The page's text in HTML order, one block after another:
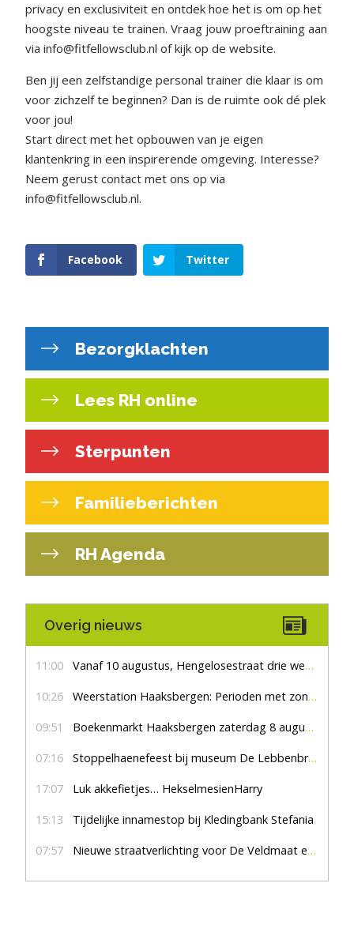
privacy en exclusiviteit en ontdek hoe het is om op het
hoogste niveau te trainen. Vraag jouw proeftraining aan
via info@fitfellowsclub.nl of kijk op de website.
Ben jij een zelfstandige personal trainer die klaar is om
voor zichzelf te beginnen? Dan is de ruimte ook dé plek
voor jou!
Start direct met het opbouwen van je eigen
klantenkring in een inspirerende omgeving. Interesse?
Neem gerust contact met ons op via
info@fitfellowsclub.nl.
Facebook Twitter
Bezorgklachten
Lees RH online
Sterpunten
Familieberichten
RH Agenda
Overig nieuws
11:00 Vanaf 10 augustus, Hengelosestraat drie weken dicht voor doorgaand verkeer
10:26 Weerstation Haaksbergen: Perioden met zon en droog
09:51 Boekenmarkt Haaksbergen zaterdag 8 augustus, marktplein Haaksbergen
07:16 Stoppelhaenefeest bij museum De Lebbenbrugge
17:07 Luk akkefietjes… HekselmesienHarry
15:13 Tijdelijke innamestop bij Kledingbank Stefania
07:57 Nieuwe straatverlichting voor De Veldmaat en De Pas